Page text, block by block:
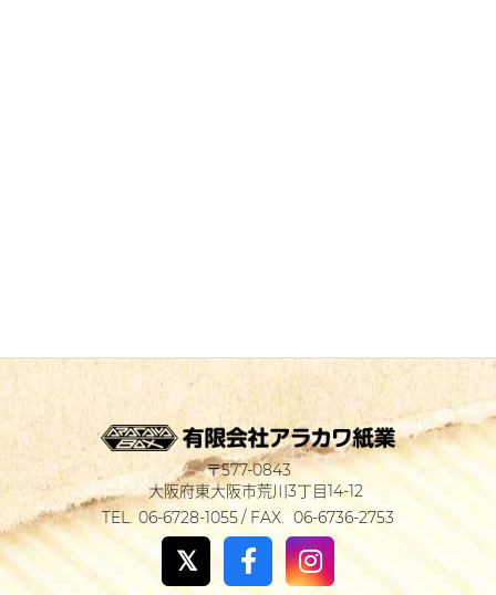
577-0843
大阪府東大阪市荒川3丁目14-12
06-6728-1055
06-6736-2753